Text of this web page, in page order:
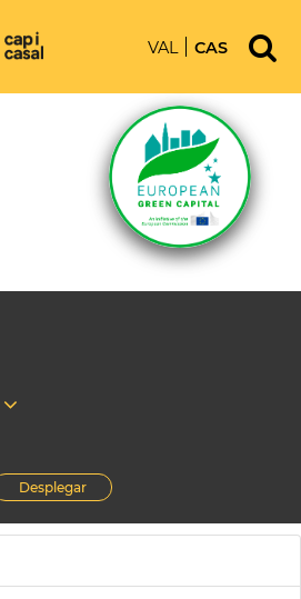
VAL CAS
Desplegar